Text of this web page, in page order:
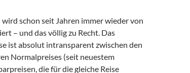
schon seit Jahren immer wieder von
– und das völlig zu Recht. Das
ist absolut intransparent zwischen den
Normalpreises (seit neuestem
die für die gleiche Reise